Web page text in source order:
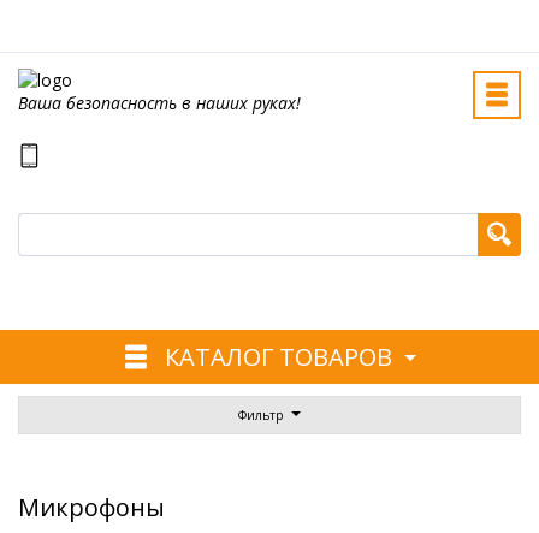
Ваша безопасность в наших руках!
КАТАЛОГ ТОВАРОВ
Фильтр
Микрофоны